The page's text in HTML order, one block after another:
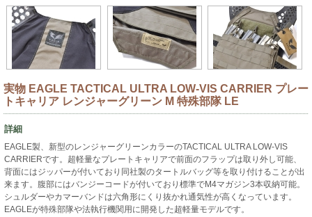
実物 EAGLE TACTICAL ULTRA LOW-VIS CARRIER プレー
トキャリア レンジャーグリーン M 特殊部隊 LE
詳細
EAGLE製、新型のレンジャーグリーンカラーのTACTICAL ULTRA LOW-VIS
CARRIERです。超軽量なプレートキャリアで前面のフラップは取り外し可能、
背面にはジッパーが付いており同社製のタートルバッグ等を取り付けることが出
来ます。腹部にはバンジーコードが付いており標準でM4マガジン3本収納可能。
シュルダーやカマーバンドは六角形にくり抜かれ通気性が高くなっています。
EAGLEが特殊部隊や法執行機関用に開発した超軽量モデルです。